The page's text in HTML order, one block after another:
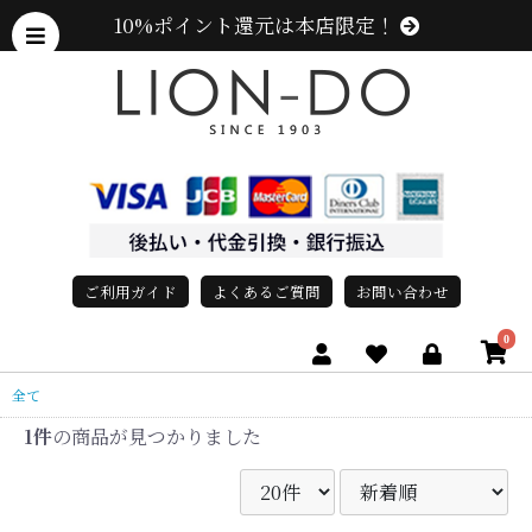
10%ポイント還元は本店限定！
ご利用ガイド よくあるご質問 お問い合わせ
0
全て
1件の商品が見つかりました